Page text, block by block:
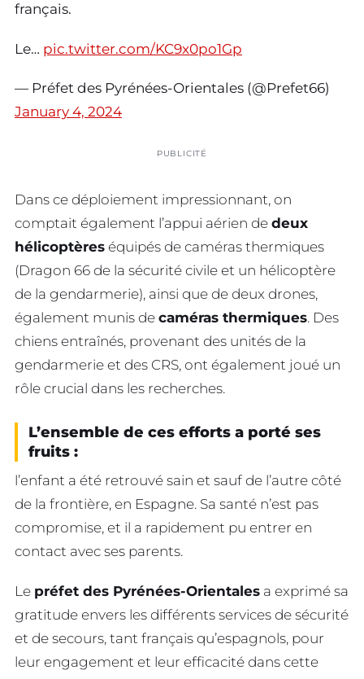
français.
Le… pic.twitter.com/KC9x0po1Gp
— Préfet des Pyrénées-Orientales (@Prefet66)
January 4, 2024
PUBLICITÉ
Dans ce déploiement impressionnant, on
comptait également l’appui aérien de deux
hélicoptères équipés de caméras thermiques
(Dragon 66 de la sécurité civile et un hélicoptère
de la gendarmerie), ainsi que de deux drones,
également munis de caméras thermiques. Des
chiens entraînés, provenant des unités de la
gendarmerie et des CRS, ont également joué un
rôle crucial dans les recherches.
L’ensemble de ces efforts a porté ses
fruits :
l’enfant a été retrouvé sain et sauf de l’autre côté
de la frontière, en Espagne. Sa santé n’est pas
compromise, et il a rapidement pu entrer en
contact avec ses parents.
Le préfet des Pyrénées-Orientales a exprimé sa
gratitude envers les différents services de sécurité
et de secours, tant français qu’espagnols, pour
leur engagement et leur efficacité dans cette